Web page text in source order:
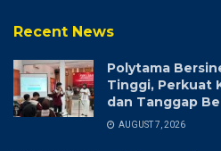
Recent News
Polytama
Tinggi, Perkuat
dan Tanggap
AUGUST 7, 2026